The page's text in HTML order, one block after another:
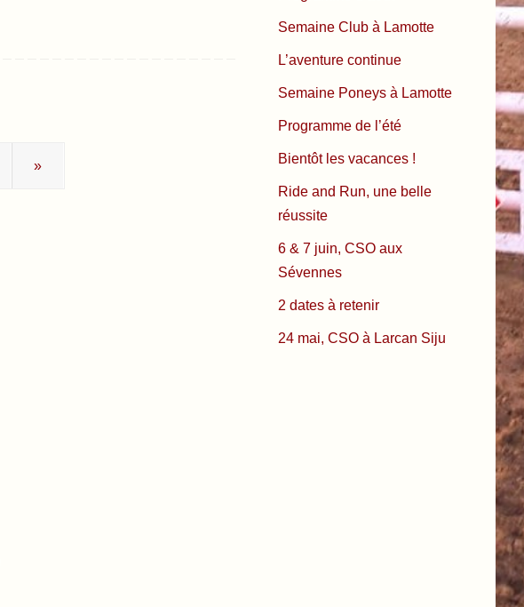
»
Semaine Club à Lamotte
L’aventure continue
Semaine Poneys à Lamotte
Programme de l’été
Bientôt les vacances !
Ride and Run, une belle
réussite
6 & 7 juin, CSO aux
Sévennes
2 dates à retenir
24 mai, CSO à Larcan Siju